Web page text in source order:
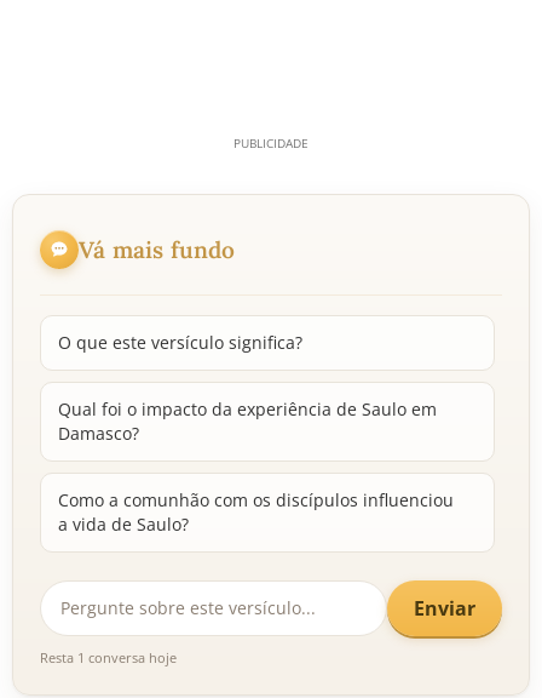
Vá mais fundo
O que este versículo significa?
Qual foi o impacto da experiência de Saulo em
Damasco?
Como a comunhão com os discípulos influenciou
a vida de Saulo?
Enviar
Resta 1 conversa hoje